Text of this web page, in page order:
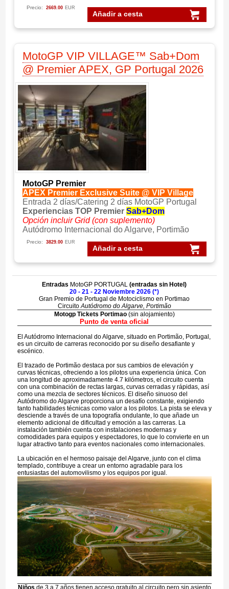
Añadir a cesta
Precio: 2669.00 EUR
MotoGP VIP VILLAGE™ Sab+Dom
@ Premier APEX, GP Portugal 2026
MotoGP Premier
APEX Premier Exclusive Suite @ VIP Village
Entrada 2 días/Catering 2 días MotoGP Portugal
Experiencias TOP Premier Sab+Dom
Opción incluir Grid (con suplemento)
Autódromo Internacional do Algarve, Portimão
Añadir a cesta
Precio: 3829.00 EUR
Entradas MotoGP PORTUGAL(entradas sinHotel)
20 - 21 - 22 Noviembre 2026 (*)
Gran Premio de Portugal de Motociclismo en Portimao
Circuito Autódromo do Algarve, Portimão
Motogp Tickets Portimao (sin alojamiento)
Punto de venta oficial
El Autódromo Internacional do Algarve, situado en Portimão, Portugal,
es un circuito de carreras reconocido por su diseño desafiante y
escénico.
El trazado de Portimão destaca por sus cambios de elevación y
curvas técnicas, ofreciendo a los pilotos una experiencia única. Con
una longitud de aproximadamente 4.7 kilómetros, el circuito cuenta
con una combinación de rectas largas, curvas cerradas y rápidas, así
como una mezcla de sectores técnicos. El diseño sinuoso del
Autódromo do Algarve proporciona un desafío constante, exigiendo
tanto habilidades técnicas como valor a los pilotos. La pista se eleva y
desciende a través de una topografía ondulante, lo que añade un
elemento adicional de dificultad y emoción a las carreras. La
instalación también cuenta con instalaciones modernas y
comodidades para equipos y espectadores, lo que lo convierte en un
lugar atractivo tanto para eventos nacionales como internacionales.
La ubicación en el hermoso paisaje del Algarve, junto con el clima
templado, contribuye a crear un entorno agradable para los
entusiastas del automovilismo y los equipos por igual.